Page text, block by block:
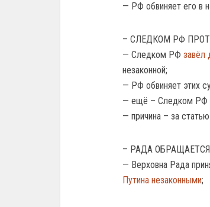
— РФ обвиняет его в
– СЛЕДКОМ РФ
— Следком РФ завёл
незаконной;
— РФ обвиняет этих
— ещё – Следком РФ
— причина – за
– РАДА
— Верховна Рада
Путина незаконными;